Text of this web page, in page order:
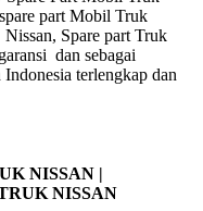
part Mobil Truk
Spare part Truk
dan sebagai
terlengkap dan
NISSAN |
NISSAN